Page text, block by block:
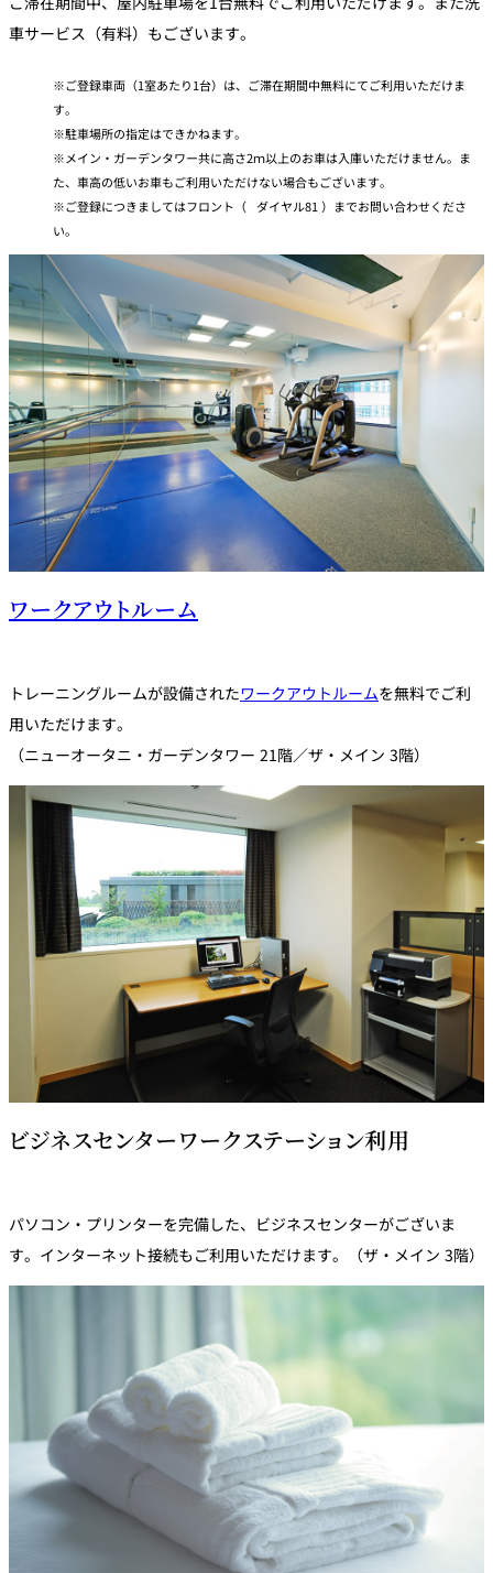
車サービス（有料）もございます。
ご登録車両（1室あたり1台）は、ご滞在期間中無料にてご利用いただけま
す。
駐車場所の指定はできかねます。
メイン・ガーデンタワー共に高さ2ｍ以上のお車は入庫いただけません。ま
た、車高の低いお車もご利用いただけない場合もございます。
ご登録につきましてはフロント（
ダイヤル81 ）までお問い合わせくださ
い。
ワークアウトルーム
トレーニングルームが設備されたワークアウトルームを無料でご利
用いただけます。
（ニューオータニ・ガーデンタワー 21階／ザ・メイン 3階）
ビジネスセンターワークステーション利用
パソコン・プリンターを完備した、ビジネスセンターがございま
す。インターネット接続もご利用いただけます。（ザ・メイン 3階）